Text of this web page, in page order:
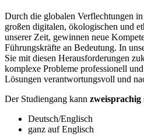
Durch die globalen Verflechtungen
großen digitalen, ökologischen und
unserer Zeit, gewinnen neue
Führungskräfte an Bedeutung. In
Sie mit diesen Herausforderungen
komplexe Probleme professionell
Lösungen verantwortungsvoll und
Der Studiengang kann zweisprachig
Deutsch/Englisch
ganz auf Englisch